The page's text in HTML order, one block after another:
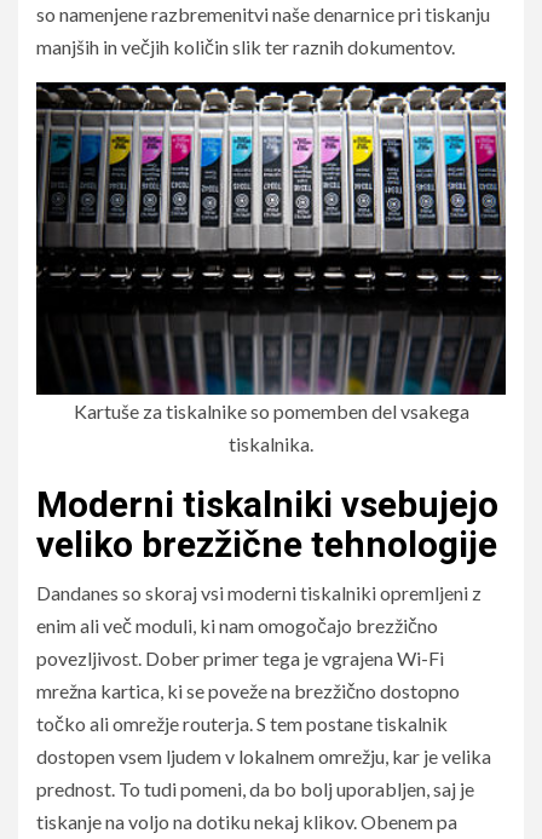
so namenjene razbremenitvi naše denarnice pri tiskanju
manjših in večjih količin slik ter raznih dokumentov.
Kartuše za tiskalnike so pomemben del vsakega
tiskalnika.
Moderni tiskalniki vsebujejo
veliko brezžične tehnologije
Dandanes so skoraj vsi moderni tiskalniki opremljeni z
enim ali več moduli, ki nam omogočajo brezžično
povezljivost. Dober primer tega je vgrajena Wi-Fi
mrežna kartica, ki se poveže na brezžično dostopno
točko ali omrežje routerja. S tem postane tiskalnik
dostopen vsem ljudem v lokalnem omrežju, kar je velika
prednost. To tudi pomeni, da bo bolj uporabljen, saj je
tiskanje na voljo na dotiku nekaj klikov. Obenem pa